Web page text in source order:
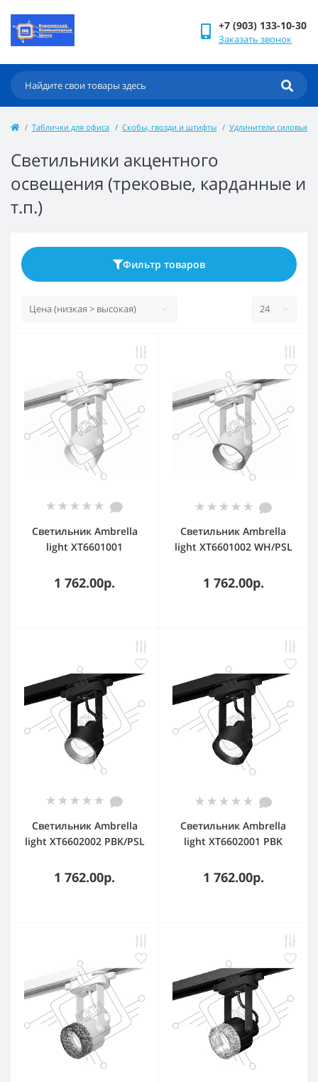
+7 (903) 133-10-30
Заказать звонок
Таблички для офиса Скобы, гвозди и штифты Удлинители силовые
Светильники акцентного
освещения (трековые, карданные и
т.п.)
Фильтр товаров
Светильник Ambrella
light XT6601001
песок MR16 GU10
(C6601, N6101)
1 762.00р.
Светильник Ambrella
light XT6601002 WH/PSL
полированное MR16
GU10 (C6601, N6104)
1 762.00р.
Светильник Ambrella
light XT6602002 PBK/PSL
полированный/
серебро полированное
1 762.00р.
Светильник Ambrella
light XT6602001 PBK
MR16 GU10 (C6602,
1 762.00р.